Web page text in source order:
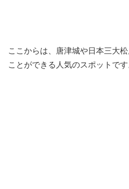
ここからは、唐津城や日本三大
ことができる人気のスポットです